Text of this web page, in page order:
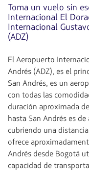
Toma un vuelo sin
Internacional El
Internacional
(ADZ)
El Aeropuerto
Andrés (ADZ), es el
San Andrés, es un
con todas las
duración aproximada
hasta San Andrés es
cubriendo una
ofrece
Andrés desde Bogotá
capacidad de